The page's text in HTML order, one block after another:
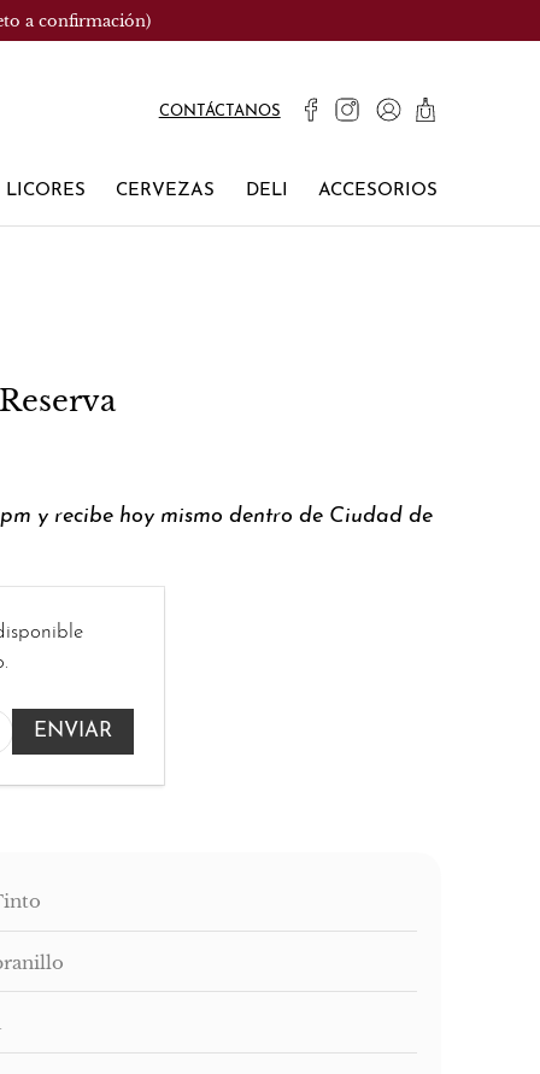
a confirmación)
CONTÁCTANOS
LICORES CERVEZAS DELI ACCESORIOS
y recibe hoy mismo dentro de Ciudad de